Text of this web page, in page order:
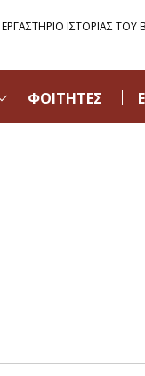
ΕΡΓΑΣΤΗΡΙΟ ΙΣΤΟΡΙΑΣ ΤΟΥ
ΦΟΙΤΗΤΕΣ